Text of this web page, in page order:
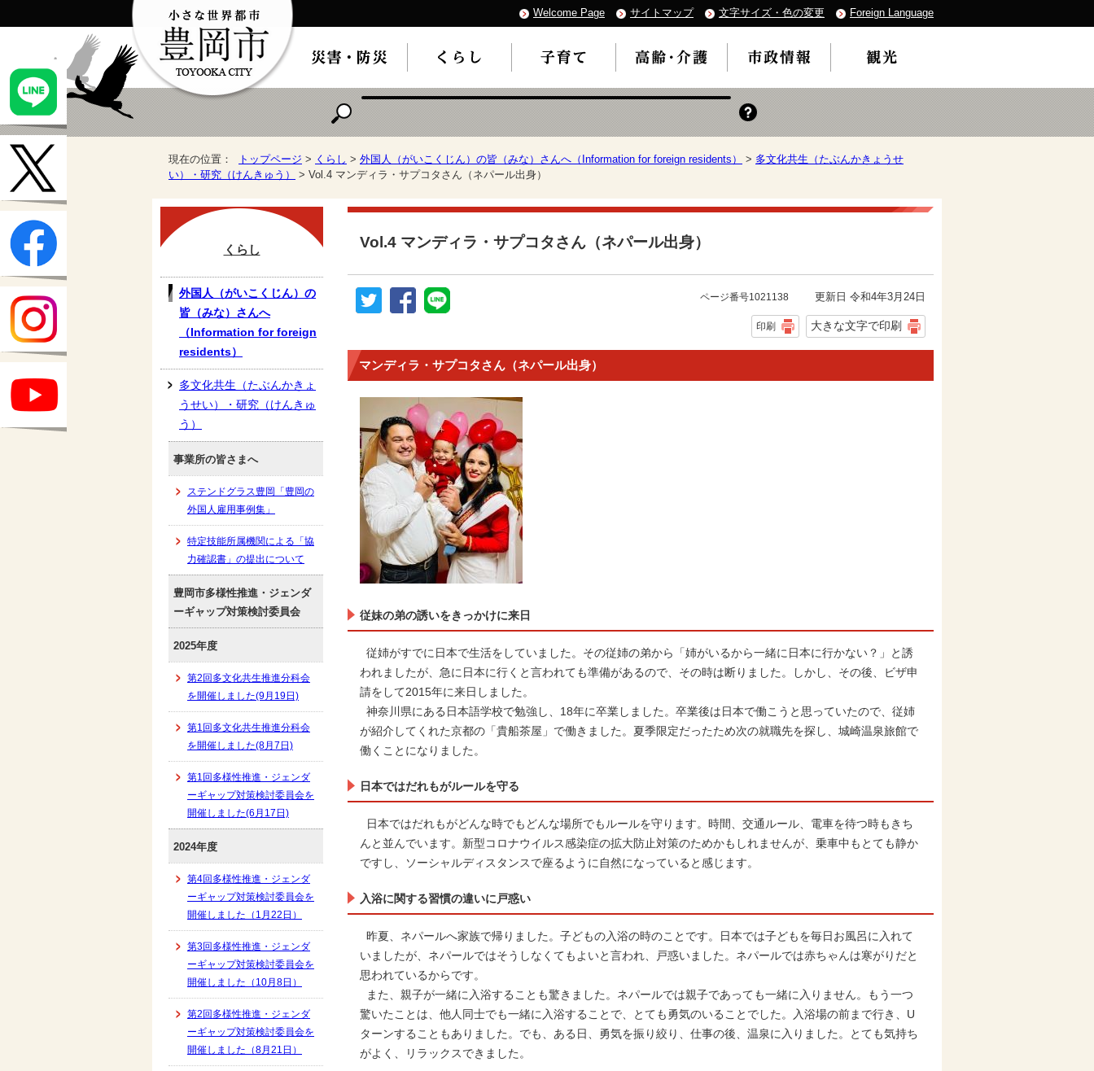
Welcome Page サイトマップ 文字サイズ・色の変更 Foreign Language
現在の位置： トップページ > くらし > 外国人（がいこくじん）の皆（みな）さんへ（Information for foreign residents） > 多文化共生（たぶんかきょうせ
い）・研究（けんきゅう）
> Vol.4 マンディラ・サプコタさん（ネパール出身）
Vol.4 マンディラ・サプコタさん（ネパール出身）
ページ番号1021138 更新日 令和4年3月24日
印刷 大きな文字で印刷
マンディラ・サプコタさん（ネパール出身）
従妹の弟の誘いをきっかけに来日
従姉がすでに日本で生活をしていました。その従姉の弟から「姉がいるから一緒に日本に行かない？」と誘
われましたが、急に日本に行くと言われても準備があるので、その時は断りました。しかし、その後、ビザ申
請をして2015年に来日しました。
神奈川県にある日本語学校で勉強し、18年に卒業しました。卒業後は日本で働こうと思っていたので、従姉
が紹介してくれた京都の「貴船茶屋」で働きました。夏季限定だったため次の就職先を探し、城崎温泉旅館で
働くことになりました。
日本ではだれもがルールを守る
日本ではだれもがどんな時でもどんな場所でもルールを守ります。時間、交通ルール、電車を待つ時もきち
んと並んでいます。新型コロナウイルス感染症の拡大防止対策のためかもしれませんが、乗車中もとても静か
ですし、ソーシャルディスタンスで座るように自然になっていると感じます。
入浴に関する習慣の違いに戸惑い
昨夏、ネパールへ家族で帰りました。子どもの入浴の時のことです。日本では子どもを毎日お風呂に入れて
いましたが、ネパールではそうしなくてもよいと言われ、戸惑いました。ネパールでは赤ちゃんは寒がりだと
思われているからです。
また、親子が一緒に入浴することも驚きました。ネパールでは親子であっても一緒に入りません。もう一つ
驚いたことは、他人同士でも一緒に入浴することで、とても勇気のいることでした。入浴場の前まで行き、U
ターンすることもありました。でも、ある日、勇気を振り絞り、仕事の後、温泉に入りました。とても気持ち
がよく、リラックスできました。
くらし
外国人（がいこくじん）の
皆（みな）さんへ
（Information for foreign
residents）
多文化共生（たぶんかきょ
うせい）・研究（けんきゅ
う）
事業所の皆さまへ
ステンドグラス豊岡「豊岡の
外国人雇用事例集」
特定技能所属機関による「協
力確認書」の提出について
豊岡市多様性推進・ジェンダ
ーギャップ対策検討委員会
2025年度
第2回多文化共生推進分科会
を開催しました(9月19日)
第1回多文化共生推進分科会
を開催しました(8月7日)
第1回多様性推進・ジェンダ
ーギャップ対策検討委員会を
開催しました(6月17日)
2024年度
第4回多様性推進・ジェンダ
ーギャップ対策検討委員会を
開催しました（1月22日）
第3回多様性推進・ジェンダ
ーギャップ対策検討委員会を
開催しました（10月8日）
第2回多様性推進・ジェンダ
ーギャップ対策検討委員会を
開催しました（8月21日）